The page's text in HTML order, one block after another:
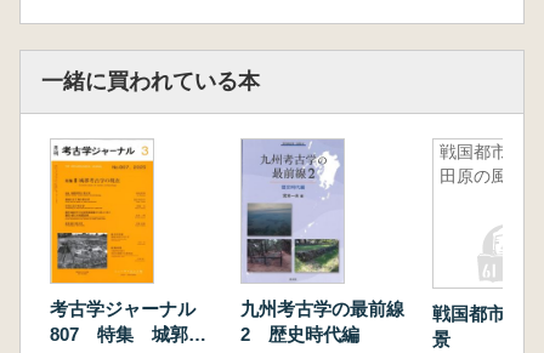
一緒に買われている本
考古学ジャーナル
807 特集 城郭考
九州考古学の最前線
2 歴史時代編
戦国都市小
田原の風景
戦国都市小
景